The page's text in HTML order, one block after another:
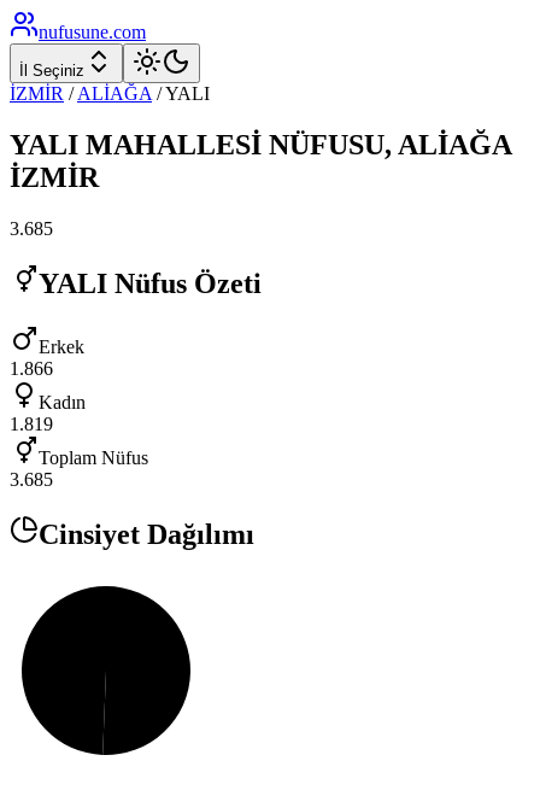
nufusune.com
İl Seçiniz
İZMİR / ALİAĞA /YALI
YALI MAHALLESİ NÜFUSU, ALİAĞA
İZMİR
3.685
YALI Nüfus Özeti
Erkek
1.866
Kadın
1.819
Toplam Nüfus
3.685
Cinsiyet Dağılımı